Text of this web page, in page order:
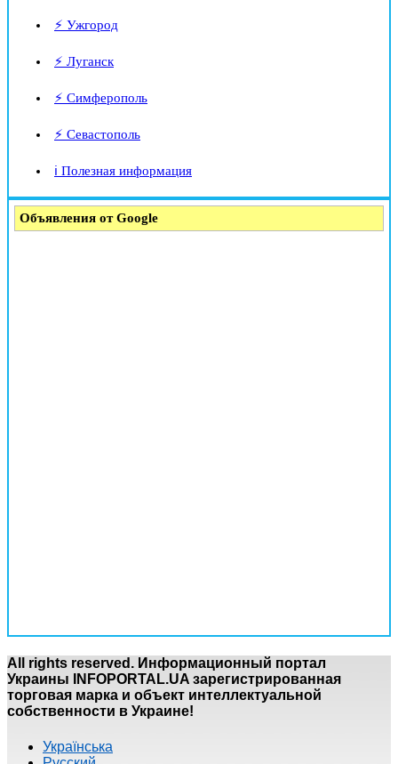
⚡ Ужгород
⚡ Луганск
⚡ Симферополь
⚡ Севастополь
ℹ️ Полезная информация
Объявления от Google
All rights reserved. Информационный портал
Украины INFOPORTAL.UA зарегистрированная
торговая марка и объект интеллектуальной
собственности в Украине!
Українська